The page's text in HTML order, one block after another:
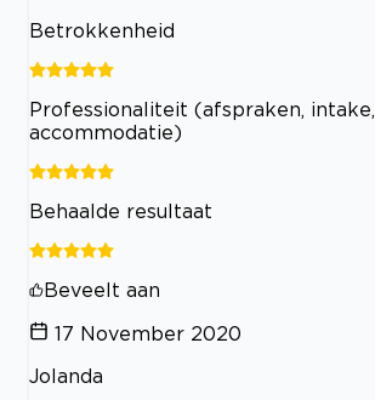
Betrokkenheid
Professionaliteit (afspraken, intake,
accommodatie)
Behaalde resultaat
Beveelt aan
17 November 2020
Jolanda